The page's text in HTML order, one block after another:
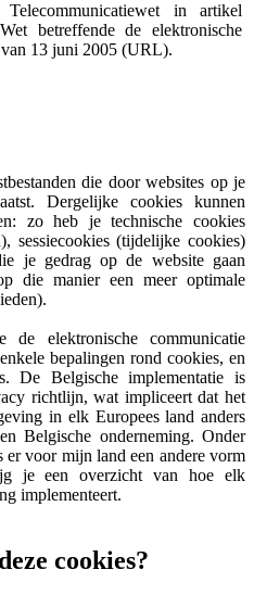
Telecommunicatiewet in artikel
betreffende de elektronische
13 juni 2005 (URL).
die door websites op je
Dergelijke cookies kunnen
zo heb je technische cookies
sessiecookies (tijdelijke cookies)
je gedrag op de website gaan
die manier een meer optimale
de elektronische communicatie
bepalingen rond cookies, en
De Belgische implementatie is
richtlijn, wat impliceert dat het
in elk Europees land anders
Belgische onderneming. Onder
voor mijn land een andere vorm
je een overzicht van hoe elk
implementeert.
cookies?